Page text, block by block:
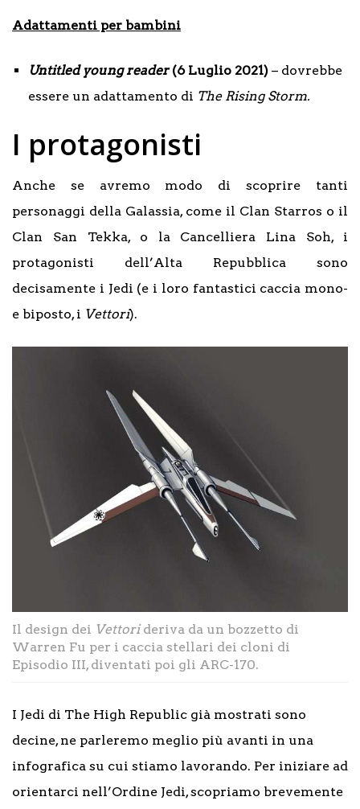
Adattamenti per bambini
Untitled young reader(6 Luglio 2021) – dovrebbe
essere un adattamento di The Rising Storm.
I protagonisti
Anche se avremo modo di scoprire tanti
personaggi della Galassia, come il Clan Starros o il
Clan San Tekka, o la Cancelliera Lina Soh, i
protagonisti dell’Alta Repubblica sono
decisamente i Jedi (e i loro fantastici caccia mono-
e biposto, i Vettori).
Il design dei Vettorideriva da un bozzetto di
Warren Fu per i caccia stellari dei cloni di
Episodio III, diventati poi gli ARC-170.
I Jedi di The High Republic già mostrati sono
decine, ne parleremo meglio più avanti in una
infografica su cui stiamo lavorando. Per iniziare ad
orientarci nell’Ordine Jedi, scopriamo brevemente